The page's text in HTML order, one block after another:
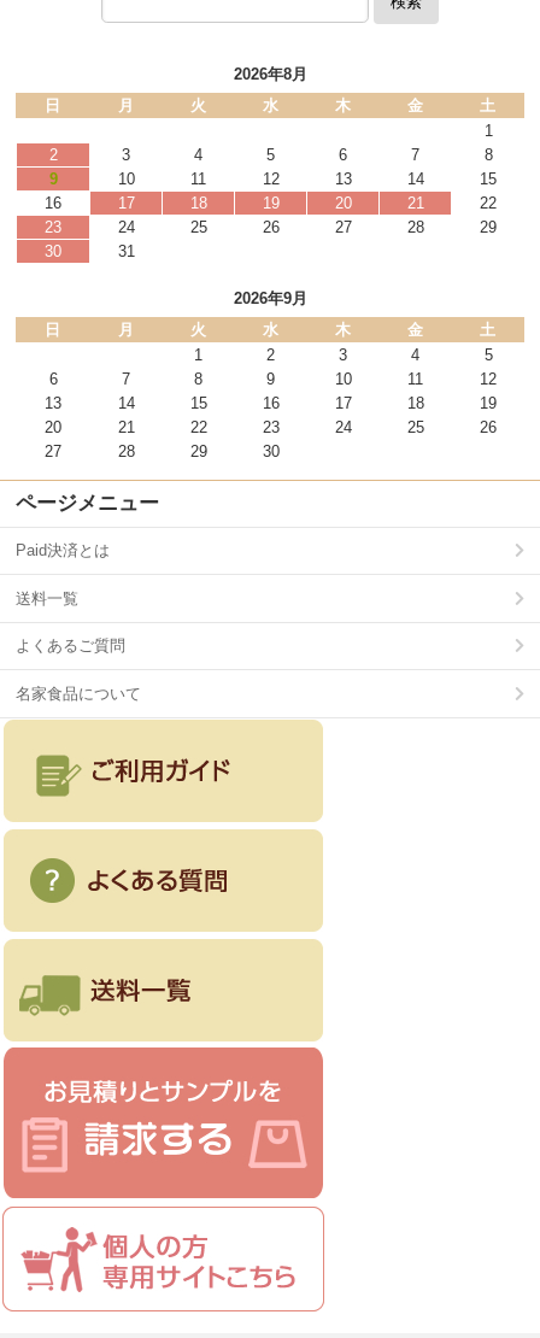
2026年8月
日
月 火 水 木 金
土
1
2
3 4 5 6 7
8
9
10 11 12 13 14
15
16
17 18 19 20 21
22
23
24 25 26 27 28
29
30
31
2026年9月
日
月 火 水 木 金
土
1
2 3 4
5
6
7 8 9 10 11
12
13
14 15 16 17 18
19
20
21 22 23 24 25
26
27
28 29 30
ページメニュー
Paid決済とは
送料一覧
よくあるご質問
名家食品について